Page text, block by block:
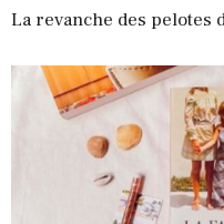
La revanche des pelotes